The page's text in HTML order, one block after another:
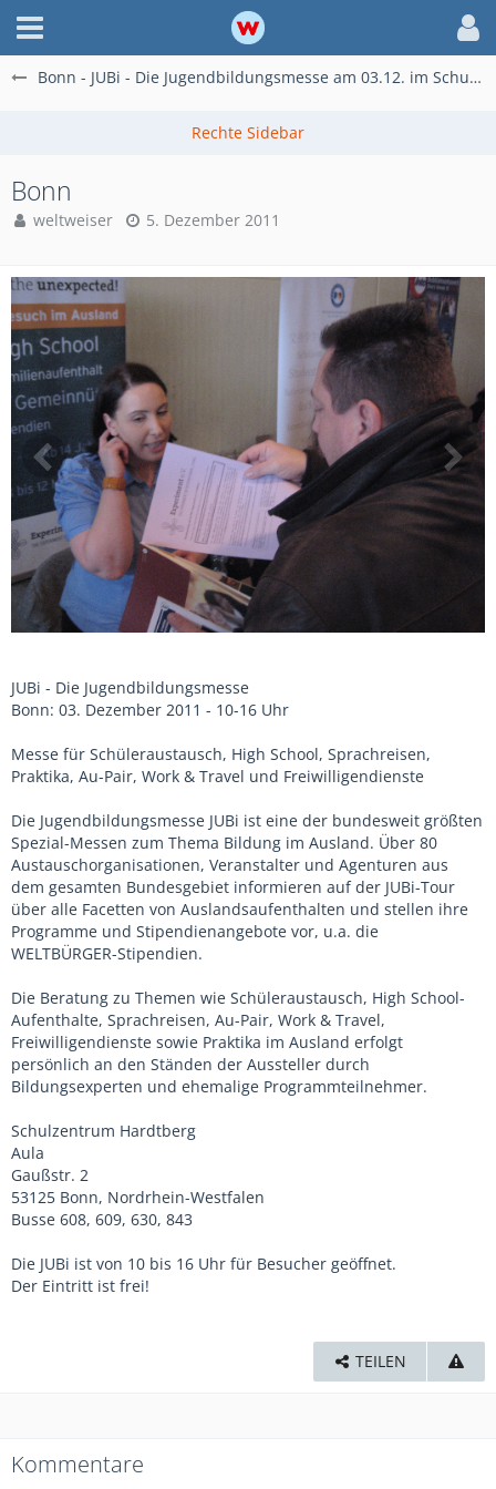
Bonn - JUBi - Die Jugendbildungsmesse am 03.12. im Schulzentrum auf dem Bonner Hardtberg
Bonn
weltweiser 5. Dezember 2011
JUBi - Die Jugendbildungsmesse
Bonn: 03. Dezember 2011 - 10-16 Uhr
Messe für Schüleraustausch, High School, Sprachreisen,
Praktika, Au-Pair, Work & Travel und Freiwilligendienste
Die Jugendbildungsmesse JUBi ist eine der bundesweit größten
Spezial-Messen zum Thema Bildung im Ausland. Über 80
Austauschorganisationen, Veranstalter und Agenturen aus
dem gesamten Bundesgebiet informieren auf der JUBi-Tour
über alle Facetten von Auslandsaufenthalten und stellen ihre
Programme und Stipendienangebote vor, u.a. die
WELTBÜRGER-Stipendien.
Die Beratung zu Themen wie Schüleraustausch, High School-
Aufenthalte, Sprachreisen, Au-Pair, Work & Travel,
Freiwilligendienste sowie Praktika im Ausland erfolgt
persönlich an den Ständen der Aussteller durch
Bildungsexperten und ehemalige Programmteilnehmer.
Schulzentrum Hardtberg
Aula
Gaußstr. 2
53125 Bonn, Nordrhein-Westfalen
Busse 608, 609, 630, 843
Die JUBi ist von 10 bis 16 Uhr für Besucher geöffnet.
Der Eintritt ist frei!
TEILEN
Kommentare